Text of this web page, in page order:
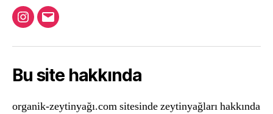
Instagram
Email
Bu site hakkında
organik-zeytinyağı.com sitesinde zeytinyağları hakkında